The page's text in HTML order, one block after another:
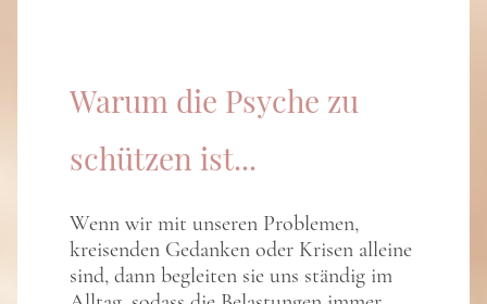
Warum die Psyche zu
schützen ist...
Wenn wir mit unseren Problemen,
kreisenden Gedanken oder Krisen alleine
sind, dann begleiten sie uns ständig im